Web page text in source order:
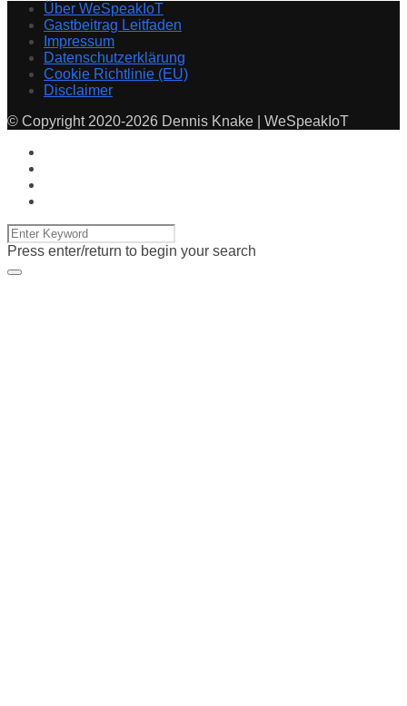
Über WeSpeakIoT
Gastbeitrag Leitfaden
Impressum
Datenschutzerklärung
Cookie Richtlinie (EU)
Disclaimer
© Copyright 2020-2026 Dennis Knake | WeSpeakIoT
Press enter/return to begin your search